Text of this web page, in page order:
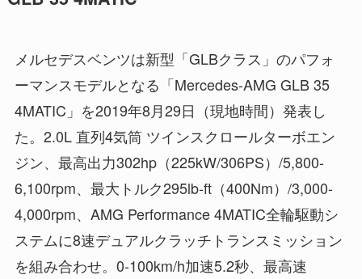
メルセデスベンツは新型「GLBクラス」のパフォ
ーマンスモデルとなる「Mercedes-AMG GLB 35
4MATIC」を2019年8月29日（現地時間）発表し
た。2.0L 直列4気筒 ツインスクロールターボエン
ジン、最高出力302hp（225kW/306PS）/5,800-
6,100rpm、最大トルク295lb-ft（400Nm）/3,000-
4,000rpm、AMG Performance 4MATIC全輪駆動シ
ステムに8速デュアルクラッチトランスミッション
を組み合わせ。0-100km/h加速5.2秒、最高速